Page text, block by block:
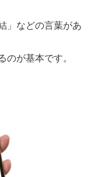
」などの言葉があ
のが基本です。